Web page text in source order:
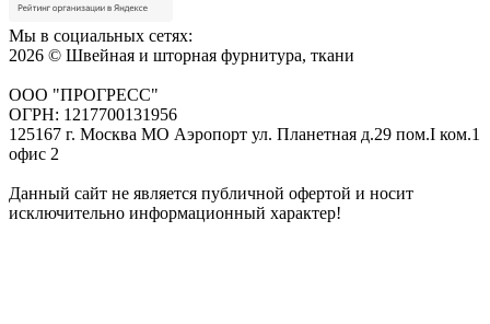
Мы в социальных сетях:
2026 © Швейная и шторная фурнитура, ткани
ООО "ПРОГРЕСС"
ОГРН: 1217700131956
125167 г. Москва МО Аэропорт ул. Планетная д.29 пом.I ком.1
офис 2
Данный сайт не является публичной офертой и носит
исключительно информационный характер!